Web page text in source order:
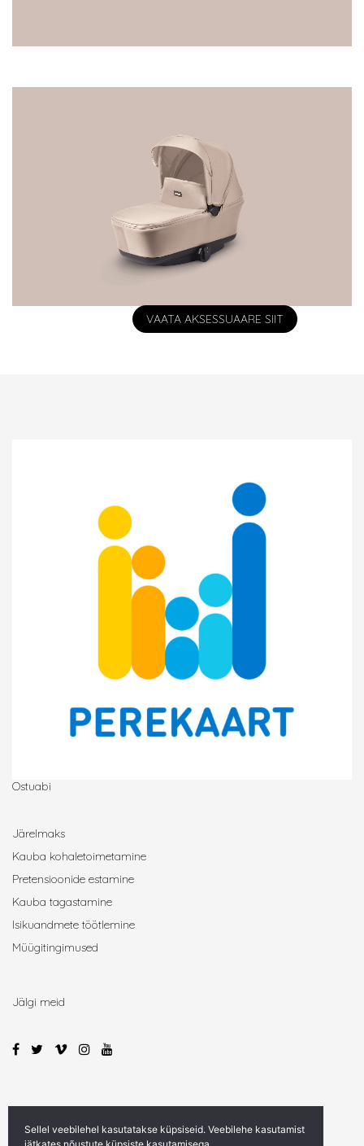
VAATA AKSESSUAARE SIIT
VAATA AKSESSUAARE SIIT
Ostuabi
Järelmaks
Kauba kohaletoimetamine
Pretensioonide estamine
Kauba tagastamine
Isikuandmete töötlemine
Müügitingimused
Jälgi meid
Sellel veebilehel kasutatakse küpsiseid. Veebilehe kasutamist